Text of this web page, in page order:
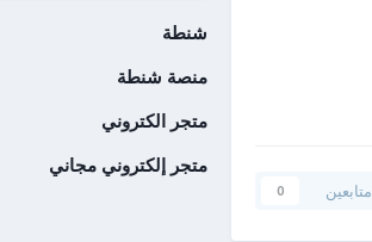
متابعين 0
شنطة
منصة شنطة
متجر الكتروني
متجر إلكتروني مجاني